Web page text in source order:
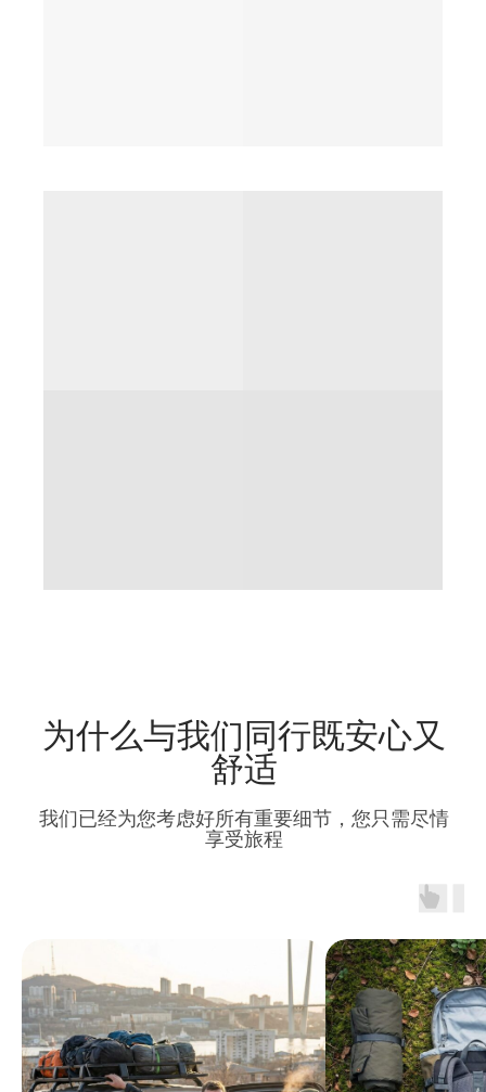
我们已经为您考虑好所有重要细节，您只需尽情
享受旅程
为什么与我们同行既安心又
舒适